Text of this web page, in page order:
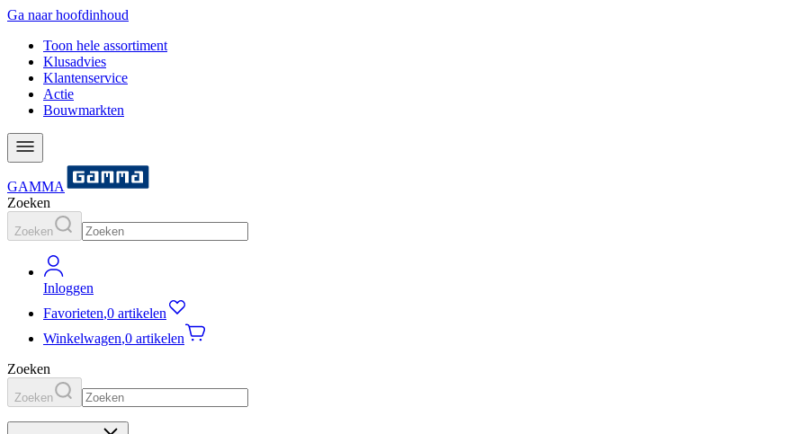
Ga naar hoofdinhoud
Toon hele assortiment
Klusadvies
Klantenservice
Actie
Bouwmarkten
GAMMA
Zoeken
Zoeken
Inloggen
Favorieten,0 artikelen
Winkelwagen,0 artikelen
Zoeken
Zoeken